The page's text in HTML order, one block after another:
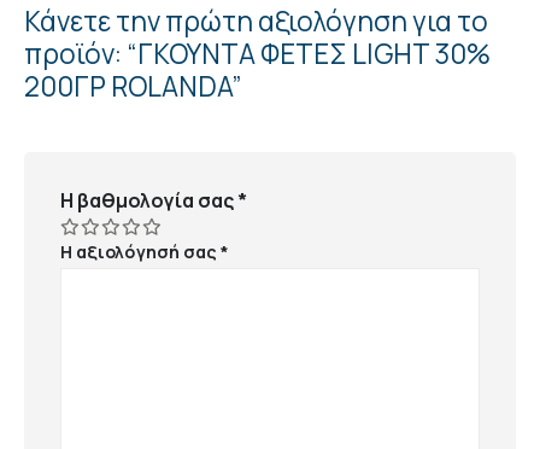
Κάνετε την πρώτη αξιολόγηση για το
προϊόν: “ΓΚΟΥΝΤΑ ΦΕΤΕΣ LIGHT 30%
200ΓΡ ROLANDA”
Η βαθμολογία σας*
Η αξιολόγησή σας*